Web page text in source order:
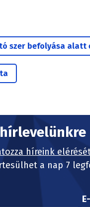
szer befolyása alatt
híreink
a nap 7